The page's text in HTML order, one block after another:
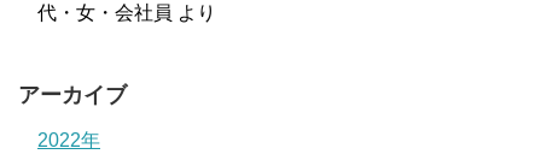
代・女・会社員 より
アーカイブ
2022年